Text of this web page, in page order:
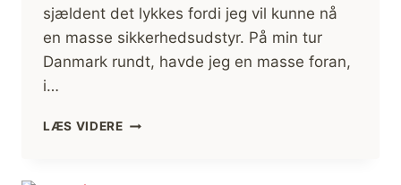
sjældent det lykkes fordi jeg vil kunne nå
en masse sikkerhedsudstyr. På min tur
Danmark rundt, havde jeg en masse foran,
i…
LÆS VIDEREDÆKSTASKE